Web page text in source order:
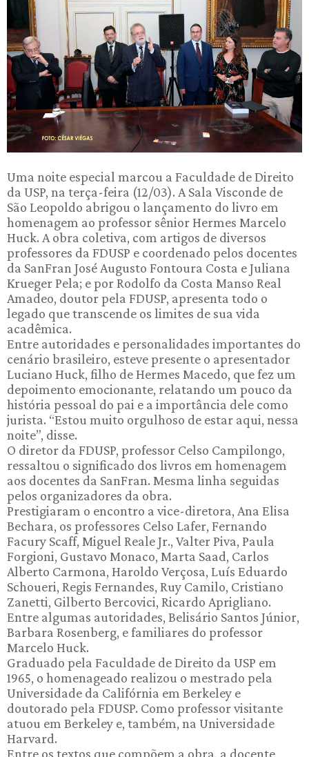
Uma noite especial marcou a Faculdade de Direito
da USP, na terça-feira (12/03). A Sala Visconde de
São Leopoldo abrigou o lançamento do livro em
homenagem ao professor sênior Hermes Marcelo
Huck. A obra coletiva, com artigos de diversos
professores da FDUSP e coordenado pelos docentes
da SanFran José Augusto Fontoura Costa e Juliana
Krueger Pela; e por Rodolfo da Costa Manso Real
Amadeo, doutor pela FDUSP, apresenta todo o
legado que transcende os limites de sua vida
acadêmica.
Entre autoridades e personalidades importantes do
cenário brasileiro, esteve presente o apresentador
Luciano Huck, filho de Hermes Macedo, que fez um
depoimento emocionante, relatando um pouco da
história pessoal do pai e a importância dele como
jurista. “Estou muito orgulhoso de estar aqui, nessa
noite”, disse.
O diretor da FDUSP, professor Celso Campilongo,
ressaltou o significado dos livros em homenagem
aos docentes da SanFran. Mesma linha seguidas
pelos organizadores da obra.
Prestigiaram o encontro a vice-diretora, Ana Elisa
Bechara, os professores Celso Lafer, Fernando
Facury Scaff, Miguel Reale Jr., Valter Piva, Paula
Forgioni, Gustavo Monaco, Marta Saad, Carlos
Alberto Carmona, Haroldo Verçosa, Luís Eduardo
Schoueri, Regis Fernandes, Ruy Camilo, Cristiano
Zanetti, Gilberto Bercovici, Ricardo Aprigliano.
Entre algumas autoridades, Belisário Santos Júnior,
Barbara Rosenberg, e familiares do professor
Marcelo Huck.
Graduado pela Faculdade de Direito da USP em
1965, o homenageado realizou o mestrado pela
Universidade da Califórnia em Berkeley e
doutorado pela FDUSP. Como professor visitante
atuou em Berkeley e, também, na Universidade
Harvard.
Entre os textos que compõem a obra, a docente